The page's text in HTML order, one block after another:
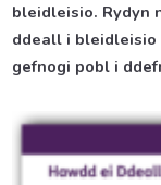
bleidleisio. Rydyn
ddeall i bleidleisio
gefnogi pobl i